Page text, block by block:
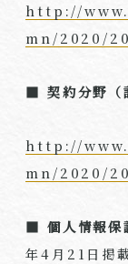
http://
mn/2020/
■ 契約分野（
http://
mn/2020/
■ 個人情報保
年4月21日掲